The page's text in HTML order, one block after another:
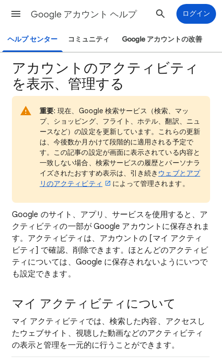
Google アカウント ヘルプ ログイン
ヘルプ センター コミュニティ Google アカウントの改善
アカウントのアクティビティ
を表示、管理する
重要: 現在、Google 検索サービス（検索、マッ
プ、ショッピング、フライト、ホテル、翻訳、ニュ
ースなど）の設定を更新しています。これらの更新
は、今後数か月かけて段階的に適用される予定で
す。この記事の設定が画面に表示されている内容と
一致しない場合、検索サービスの履歴とパーソナラ
イズされたおすすめ表示は、引き続き ウェブとアプ
リのアクティビティ
によって管理されます。
Google のサイト、アプリ、サービスを使用すると、ア
クティビティの一部が Google アカウントに保存されま
す。アクティビティは、アカウントの [マイ アクティ
ビティ] で確認、削除できます。ほとんどのアクティビ
ティについては、Google に保存されないようにいつで
も設定できます。
マイ アクティビティについて
マイ アクティビティでは、検索した内容、アクセスし
たウェブサイト、視聴した動画などのアクティビティ
の表示と管理を一元的に行うことができます。